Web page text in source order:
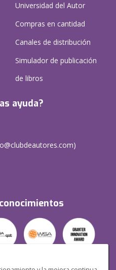
Universidad del Autor
Compras en cantidad
Canales de distribución
Simulador de publicación
de libros
ayuda?
)